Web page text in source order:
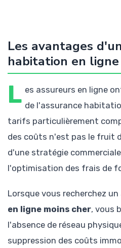
Les avantages
habitation en
L es assureurs en ligne
de l'assurance
tarifs particulièrement
des coûts n'est pas le fruit
d'une stratégie
l'optimisation des frais de
Lorsque vous recherchez un
en ligne moins cher, vous
l'absence de réseau
suppression des coûts